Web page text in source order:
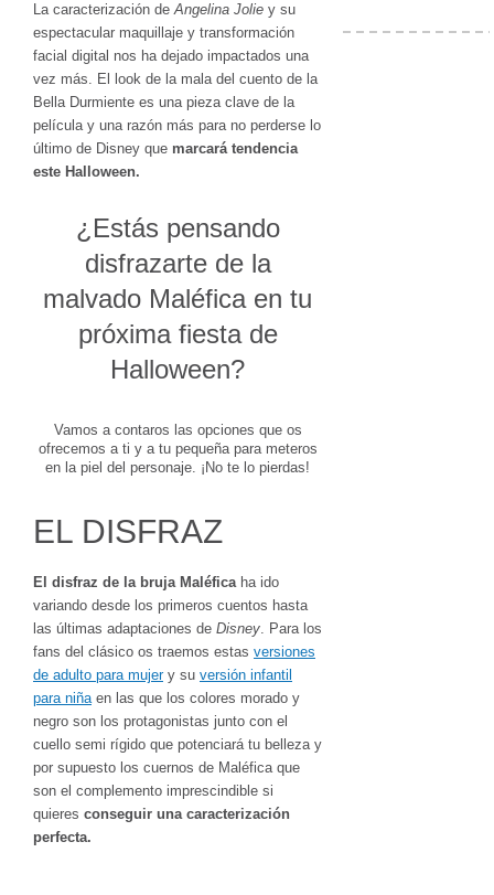
La caracterización deAngelina Jolie y su
espectacular maquillaje y transformación
facial digital nos ha dejado impactados una
vez más. El look de la mala del cuento de la
Bella Durmiente es una pieza clave de la
película y una razón más para no perderse lo
último de Disney que marcará tendencia
este Halloween.
¿Estás pensando
disfrazarte de la
malvado Maléfica en tu
próxima fiesta de
Halloween?
Vamos a contaros las opciones que os
ofrecemos a ti y a tu pequeña para meteros
en la piel del personaje. ¡No te lo pierdas!
EL DISFRAZ
El disfraz de la bruja Maléficaha ido
variando desde los primeros cuentos hasta
las últimas adaptaciones de Disney. Para los
fans del clásico os traemos estas versiones
de adulto para mujery su versión infantil
para niñaen las que los colores morado y
negro son los protagonistas junto con el
cuello semi rígido que potenciará tu belleza y
por supuesto los cuernos de Maléfica que
son el complemento imprescindible si
quieres conseguir una caracterización
perfecta.